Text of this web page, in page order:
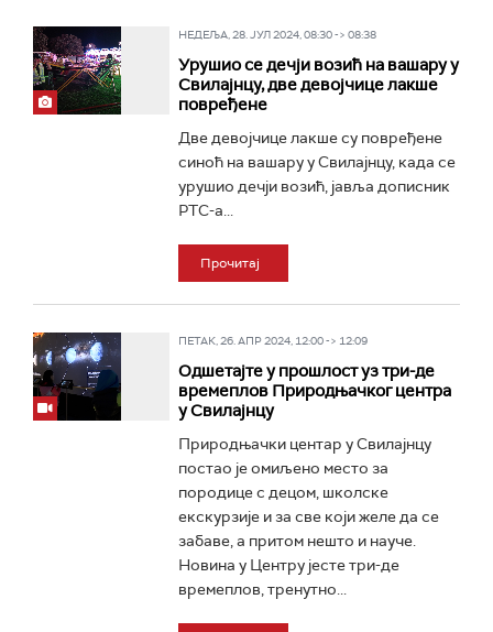
НЕДЕЉА, 28. ЈУЛ 2024, 08:30 -> 08:38
Урушио се дечји возић на вашару у
Свилајнцу, две девојчице лакше
повређене
Две девојчице лакше су повређене
синоћ на вашару у Свилајнцу, када се
урушио дечји возић, јавља дописник
РТС-а...
Прочитај
ПЕТАК, 26. АПР 2024, 12:00 -> 12:09
Одшетајте у прошлост уз три-де
времеплов Природњачког центра
у Свилајнцу
Природњачки центар у Свилајнцу
постао је омиљено место за
породице с децом, школске
екскурзије и за све који желе да се
забаве, а притом нешто и науче.
Новина у Центру јесте три-де
времеплов, тренутно...